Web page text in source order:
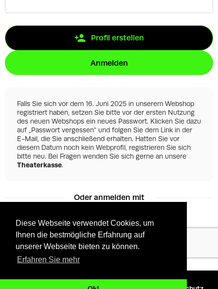
Diese Webseite verwendet Cookies, um
Ihnen die bestmögliche Erfahrung auf
unserer Webseite bieten zu können.
Erfahren Sie mehr
Profil erstellen
Anmelden
Falls Sie sich vor dem 16. Juni 2025 in unserem Webshop
registriert haben, setzen Sie bitte vor der ersten Nutzung
des neuen Webshops ein neues Passwort. Klicken Sie dazu
auf „Passwort vergessen“ und folgen Sie dem Link in der
E-Mail, die Sie anschließend erhalten. Hatten Sie vor
diesem Datum noch kein Webprofil, registrieren Sie sich
bitte neu. Bei Fragen wenden Sie sich gerne an unsere
Theaterkasse.
Oder anmelden mit
Facebook